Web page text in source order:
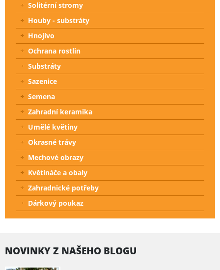
Solitérní stromy
Houby - substráty
Hnojivo
Ochrana rostlin
Substráty
Sazenice
Semena
Zahradní keramika
Umělé květiny
Okrasné trávy
Mechové obrazy
Květináče a obaly
Zahradnické potřeby
Dárkový poukaz
NOVINKY Z NAŠEHO BLOGU